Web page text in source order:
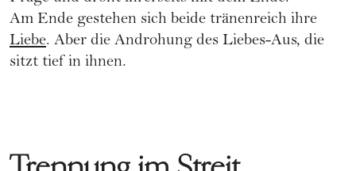
Am Ende gestehen sich beide tränenreich ihre
Liebe. Aber die Androhung des Liebes-Aus, die
sitzt tief in ihnen.